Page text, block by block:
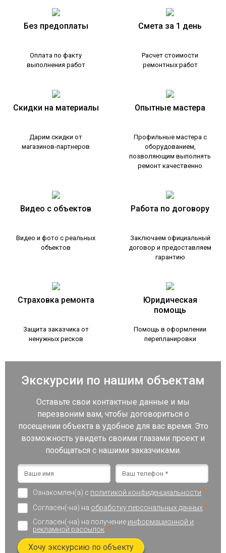
Без предоплаты
Оплата по факту
выполнения работ
Смета за 1 день
Расчет стоимости
ремонтных работ
Скидки на материалы
Дарим скидки от
магазинов-партнеров
Опытные мастера
Профильные мастера с
оборудованием,
позволяющим выполнять
ремонт качественно
Видео с объектов
Видео и фото с реальных
объектов
Работа по договору
Заключаем официальный
договор и предоставляем
гарантию
Страховка ремонта
Защита заказчика от
ненужных рисков
Юридическая
помощь
Помощь в оформлении
перепланировки
Экскурсии по нашим объектам
Оставьте свои контактные данные и мы
перезвоним вам, чтобы договориться о
посещении объекта в удобное для вас время. Это
возможность увидеть своими глазами проект и
пообщаться с нашими заказчиками.
Ознакомлен(а) с политикой конфиденциальности *
Согласен(-на) на обработку персональных данных *
Согласен(-на) на получение информационной и
рекламной рассылок*
Хочу экскурсию по объекту